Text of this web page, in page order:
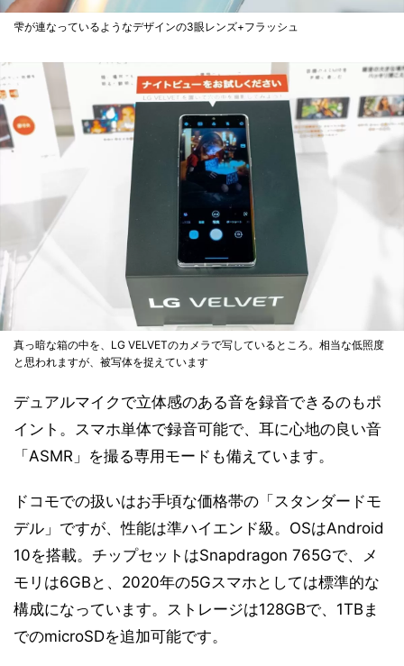
雫が連なっているようなデザインの3眼レンズ+フラッシュ
真っ暗な箱の中を、LG VELVETのカメラで写しているところ。相当な低照度
と思われますが、被写体を捉えています
デュアルマイクで立体感のある音を録音できるのもポ
イント。スマホ単体で録音可能で、耳に心地の良い音
「ASMR」を撮る専用モードも備えています。
ドコモでの扱いはお手頃な価格帯の「スタンダードモ
デル」ですが、性能は準ハイエンド級。OSはAndroid
10を搭載。チップセットはSnapdragon 765Gで、メ
モリは6GBと、2020年の5Gスマホとしては標準的な
構成になっています。ストレージは128GBで、1TBま
でのmicroSDを追加可能です。